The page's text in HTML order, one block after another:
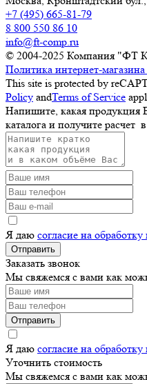
+7 (495) 665-81-79
8 800 550 86 10
info@ft-comp.ru
© 2004-2025 Компания
Политика интернет-
This site is protected by
Policy andTerms of Service
Напишите, какая продукция
каталога и получите расчет
Я даю согласие на
Отправить
Заказать звонок
Мы свяжемся с вами как
Отправить
Я даю согласие на
Уточнить стоимость
Мы свяжемся с вами как